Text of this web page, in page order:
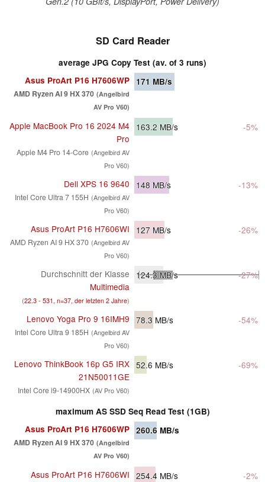
SD Card Reader
average JPG Copy Test (av. of 3 runs)
Asus ProArt P16 H7606WP
AMD Ryzen AI 9 HX 370 (Angelbird
AV Pro V60)
171 MB/s
Apple MacBook Pro 16 2024 M4
Pro
Apple M4 Pro 14-Core (Angelbird AV
Pro V60)
163.2 MB/s -5%
Dell XPS 16 9640
Intel Core Ultra 7 155H (Angelbird AV
Pro V60)
148 MB/s -13%
Asus ProArt P16 H7606WI
AMD Ryzen AI 9 HX 370 (Angelbird AV
Pro V60)
127 MB/s -26%
Durchschnitt der Klasse
Multimedia
(22.3 - 531, n=37, der letzten 2 Jahre)
124.3 MB/s -27%
Lenovo Yoga Pro 9 16IMH9
Intel Core Ultra 9 185H (Angelbird AV
Pro V60)
78.3 MB/s -54%
Lenovo ThinkBook 16p G5 IRX
21N50011GE
Intel Core i9-14900HX (AV Pro V60)
52.6 MB/s -69%
maximum AS SSD Seq Read Test (1GB)
Asus ProArt P16 H7606WP
AMD Ryzen AI 9 HX 370 (Angelbird
AV Pro V60)
260.6 MB/s
Asus ProArt P16 H7606WI 254.4 MB/s -2%